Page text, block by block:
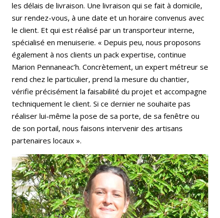
les délais de livraison. Une livraison qui se fait à domicile,
sur rendez-vous, à une date et un horaire convenus avec
le client. Et qui est réalisé par un transporteur interne,
spécialisé en menuiserie. « Depuis peu, nous proposons
également à nos clients un pack expertise, continue
Marion Pennaneac’h. Concrètement, un expert métreur se
rend chez le particulier, prend la mesure du chantier,
vérifie précisément la faisabilité du projet et accompagne
techniquement le client. Si ce dernier ne souhaite pas
réaliser lui-même la pose de sa porte, de sa fenêtre ou
de son portail, nous faisons intervenir des artisans
partenaires locaux ».